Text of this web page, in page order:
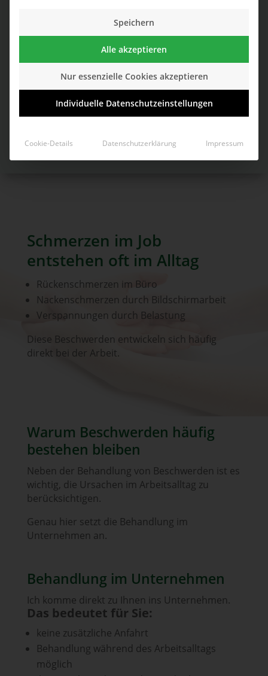
Jetzt anrufen
Jetzt eMail senden
Schmerzen im Job
entstehen oft im Alltag
Rückenschmerzen im Büro
Nackenschmerzen durch Bildschirmarbeit
Verspannungen durch Belastung
Diese Beschwerden entwickeln sich häufig
direkt bei der Arbeit.
Warum Beschwerden häufig
bestehen bleiben
Neben der Behandlung von Beschwerden ist es
wichtig, die Ursachen im Arbeitsalltag zu
berücksichtigen.
Genau hier setzt die Behandlung im
Unternehmen an.
Behandlung im Unternehmen
Ich komme direkt zu Ihnen ins Unternehmen.
Das bedeutet für Sie:
keine zusätzliche Anfahrt
Behandlung während des Arbeitsalltags
möglich
Speichern
Alle akzeptieren
Nur essenzielle Cookies akzeptieren
Individuelle Datenschutzeinstellungen
Cookie-Details Datenschutzerklärung Impressum